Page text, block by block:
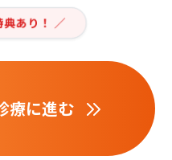
あり！ ／
療に進む